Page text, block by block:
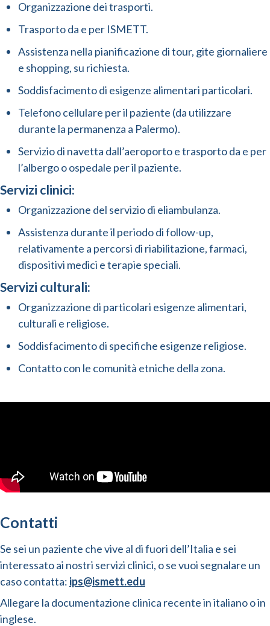
Organizzazione dei trasporti.
Trasporto da e per ISMETT.
Assistenza nella pianificazione di tour, gite giornaliere
e shopping, su richiesta.
Soddisfacimento di esigenze alimentari particolari.
Telefono cellulare per il paziente (da utilizzare
durante la permanenza a Palermo).
Servizio di navetta dall’aeroporto e trasporto da e per
l’albergo o ospedale per il paziente.
Servizi clinici:
Organizzazione del servizio di eliambulanza.
Assistenza durante il periodo di follow-up,
relativamente a percorsi di riabilitazione, farmaci,
dispositivi medici e terapie speciali.
Servizi culturali:
Organizzazione di particolari esigenze alimentari,
culturali e religiose.
Soddisfacimento di specifiche esigenze religiose.
Contatto con le comunità etniche della zona.
Contatti
Se sei un paziente che vive al di fuori dell’Italia e sei
interessato ai nostri servizi clinici, o se vuoi segnalare un
caso contatta: ips@ismett.edu
Allegare la documentazione clinica recente in italiano o in
inglese.